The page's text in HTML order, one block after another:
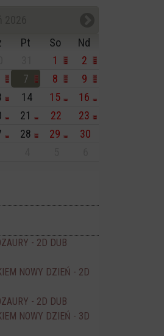
Pt So
Nd
1
2
7 8
9
14 15
16
21 22
23
28 29
30
- 2D DUB
NOWY DZIEŃ - 2D
- 2D DUB
NOWY DZIEŃ - 3D